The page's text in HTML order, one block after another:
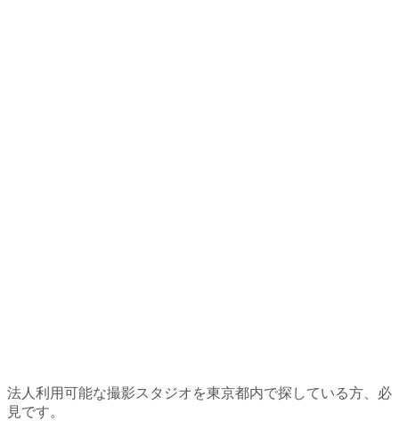
法人利用可能な撮影スタジオを東京都内で探している方、必
見です。